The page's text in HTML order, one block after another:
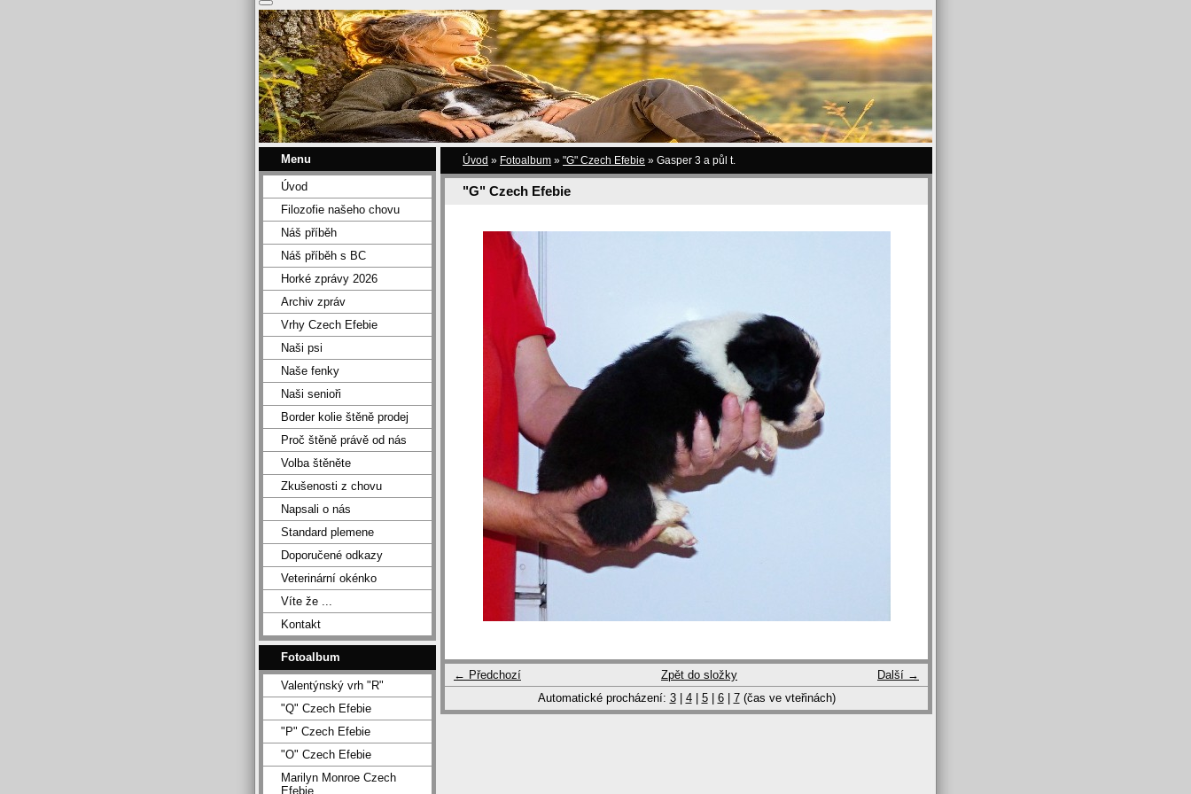
Úvod » Fotoalbum » "G" Czech Efebie » Gasper 3 a půl t.
"G" Czech Efebie
← Předchozí Další →
Zpět do složky
Automatické procházení: 3| 4| 5| 6| 7(čas ve vteřinách)
Menu
Úvod
Filozofie našeho chovu
Náš příběh
Náš příběh s BC
Horké zprávy 2026
Archiv zpráv
Vrhy Czech Efebie
Naši psi
Naše fenky
Naši senioři
Border kolie štěně prodej
Proč štěně právě od nás
Volba štěněte
Zkušenosti z chovu
Napsali o nás
Standard plemene
Doporučené odkazy
Veterinární okénko
Víte že ...
Kontakt
Fotoalbum
Valentýnský vrh "R"
"Q" Czech Efebie
"P" Czech Efebie
"O" Czech Efebie
Marilyn Monroe Czech
Efebie